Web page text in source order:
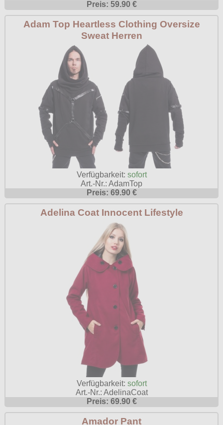
Poizen Industries
Queen of Darkness
Rockabella
Sinister
Spin Doctor
Surplus
Vixxsin
Voodoo Vixen
Warrior Clothing
Gothic Shop
Hot Rod
Preis: 59.90 €
Adam Top Heartless Clothing Oversize
Sweat Herren
Verfügbarkeit: sofort
Art.-Nr.: AdamTop
Preis: 69.90 €
Adelina Coat Innocent Lifestyle
Verfügbarkeit: sofort
Art.-Nr.: AdelinaCoat
Preis: 69.90 €
Amador Pant